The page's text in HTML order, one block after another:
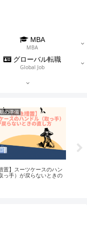
MBA
MBA
グローバル転職
Global Job
の準備
置】スーツケースのハン
っ手）が戻らないときの